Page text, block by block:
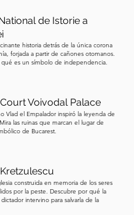
de Istorie a
historia detrás de la única corona
forjada a partir de cañones otomanos.
es un símbolo de independencia.
Voivodal Palace
Vlad el Empalador inspiró la leyenda de
las ruinas que marcan el lugar de
de Bucarest.
construida en memoria de los seres
por la peste. Descubre por qué la
intervino para salvarla de la